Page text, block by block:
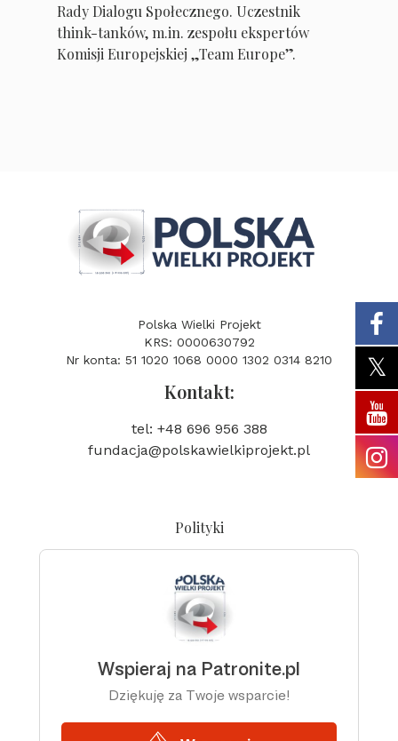
Rady Dialogu Społecznego. Uczestnik
think-tanków, m.in. zespołu ekspertów
Komisji Europejskiej „Team Europe”.
Polska Wielki Projekt
KRS: 0000630792
Nr konta: 51 1020 1068 0000 1302 0314 8210
Kontakt:
tel: +48 696 956 388
fundacja@polskawielkiprojekt.pl
Polityki